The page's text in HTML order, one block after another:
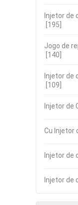
Injetor de
[195]
Jogo de
[140]
Injetor de
[109]
Injetor de
Cu Injetor
Injetor de
Injetor de